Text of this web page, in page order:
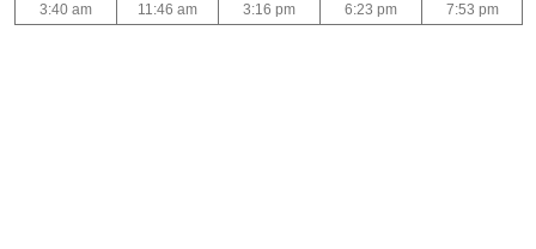
3:40 am
11:46 am 3:16 pm 6:23 pm 7:53 pm